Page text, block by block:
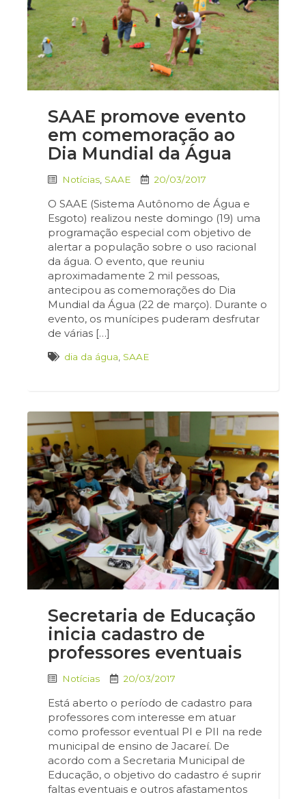
SAAE promove evento
em comemoração ao
Dia Mundial da Água
Notícias SAAE 20/03/2017
O SAAE (Sistema Autônomo de Água e
Esgoto) realizou neste domingo (19) uma
programação especial com objetivo de
alertar a população sobre o uso racional
da água. O evento, que reuniu
aproximadamente 2 mil pessoas,
antecipou as comemorações do Dia
Mundial da Água (22 de março). Durante o
evento, os munícipes puderam desfrutar
de várias […]
dia da água SAAE
Secretaria de Educação
inicia cadastro de
professores eventuais
Notícias 20/03/2017
Está aberto o período de cadastro para
professores com interesse em atuar
como professor eventual PI e PII na rede
municipal de ensino de Jacareí. De
acordo com a Secretaria Municipal de
Educação, o objetivo do cadastro é suprir
faltas eventuais e outros afastamentos